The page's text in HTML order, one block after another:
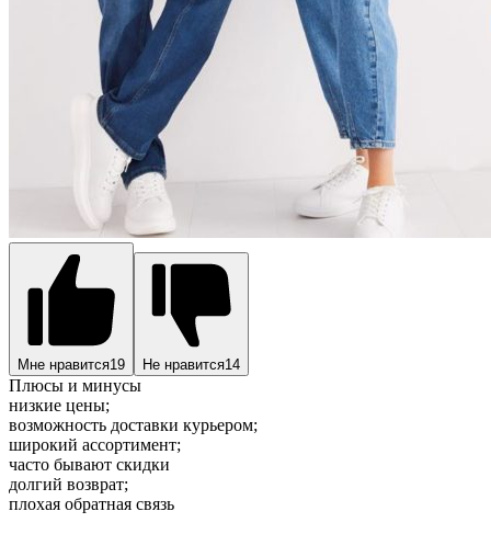
Мне нравится19 Не нравится14
Плюсы и минусы
низкие цены;
возможность доставки курьером;
широкий ассортимент;
часто бывают скидки
долгий возврат;
плохая обратная связь